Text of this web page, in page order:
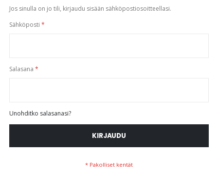
Jos sinulla on jo tili, kirjaudu sisään sähköpostiosoitteellasi.
Sähköposti
Salasana
Unohditko salasanasi?
KIRJAUDU